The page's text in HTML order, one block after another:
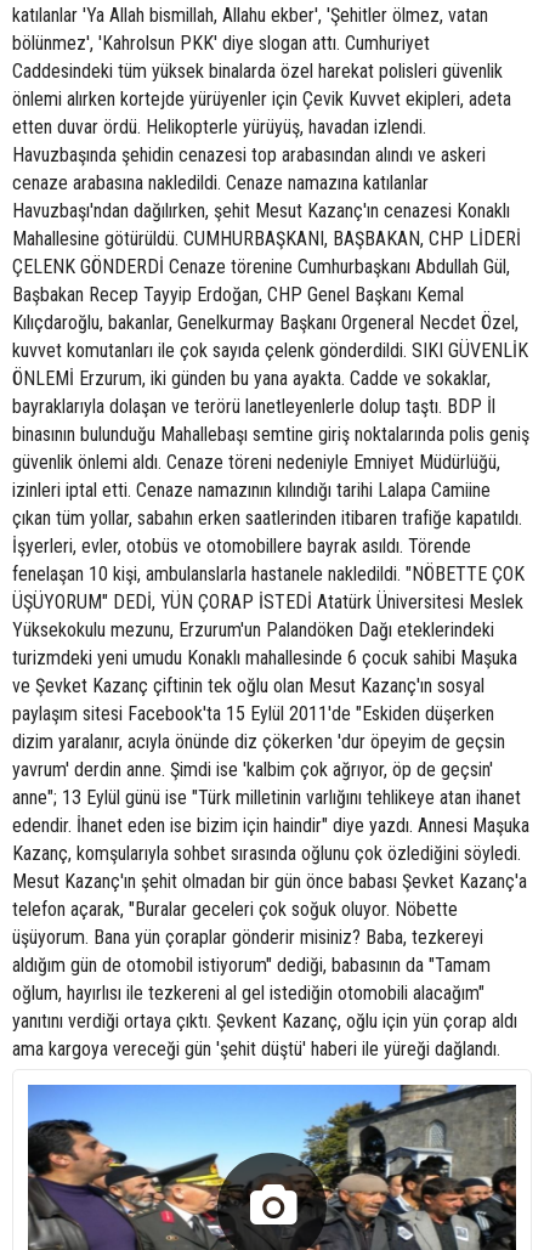
katılanlar 'Ya Allah bismillah, Allahu ekber', 'Şehitler ölmez, vatan
bölünmez', 'Kahrolsun PKK' diye slogan attı. Cumhuriyet
Caddesindeki tüm yüksek binalarda özel harekat polisleri güvenlik
önlemi alırken kortejde yürüyenler için Çevik Kuvvet ekipleri, adeta
etten duvar ördü. Helikopterle yürüyüş, havadan izlendi.
Havuzbaşında şehidin cenazesi top arabasından alındı ve askeri
cenaze arabasına nakledildi. Cenaze namazına katılanlar
Havuzbaşı'ndan dağılırken, şehit Mesut Kazanç'ın cenazesi Konaklı
Mahallesine götürüldü. CUMHURBAŞKANI, BAŞBAKAN, CHP LİDERİ
ÇELENK GÖNDERDİ Cenaze törenine Cumhurbaşkanı Abdullah Gül,
Başbakan Recep Tayyip Erdoğan, CHP Genel Başkanı Kemal
Kılıçdaroğlu, bakanlar, Genelkurmay Başkanı Orgeneral Necdet Özel,
kuvvet komutanları ile çok sayıda çelenk gönderdildi. SIKI GÜVENLİK
ÖNLEMİ Erzurum, iki günden bu yana ayakta. Cadde ve sokaklar,
bayraklarıyla dolaşan ve terörü lanetleyenlerle dolup taştı. BDP İl
binasının bulunduğu Mahallebaşı semtine giriş noktalarında polis geniş
güvenlik önlemi aldı. Cenaze töreni nedeniyle Emniyet Müdürlüğü,
izinleri iptal etti. Cenaze namazının kılındığı tarihi Lalapa Camiine
çıkan tüm yollar, sabahın erken saatlerinden itibaren trafiğe kapatıldı.
İşyerleri, evler, otobüs ve otomobillere bayrak asıldı. Törende
fenelaşan 10 kişi, ambulanslarla hastanele nakledildi. "NÖBETTE ÇOK
ÜŞÜYORUM" DEDİ, YÜN ÇORAP İSTEDİ Atatürk Üniversitesi Meslek
Yüksekokulu mezunu, Erzurum'un Palandöken Dağı eteklerindeki
turizmdeki yeni umudu Konaklı mahallesinde 6 çocuk sahibi Maşuka
ve Şevket Kazanç çiftinin tek oğlu olan Mesut Kazanç'ın sosyal
paylaşım sitesi Facebook'ta 15 Eylül 2011'de "Eskiden düşerken
dizim yaralanır, acıyla önünde diz çökerken 'dur öpeyim de geçsin
yavrum' derdin anne. Şimdi ise 'kalbim çok ağrıyor, öp de geçsin'
anne"; 13 Eylül günü ise "Türk milletinin varlığını tehlikeye atan ihanet
edendir. İhanet eden ise bizim için haindir" diye yazdı. Annesi Maşuka
Kazanç, komşularıyla sohbet sırasında oğlunu çok özlediğini söyledi.
Mesut Kazanç'ın şehit olmadan bir gün önce babası Şevket Kazanç'a
telefon açarak, "Buralar geceleri çok soğuk oluyor. Nöbette
üşüyorum. Bana yün çoraplar gönderir misiniz? Baba, tezkereyi
aldığım gün de otomobil istiyorum" dediği, babasının da "Tamam
oğlum, hayırlısı ile tezkereni al gel istediğin otomobili alacağım"
yanıtını verdiği ortaya çıktı. Şevkent Kazanç, oğlu için yün çorap aldı
ama kargoya vereceği gün 'şehit düştü' haberi ile yüreği dağlandı.